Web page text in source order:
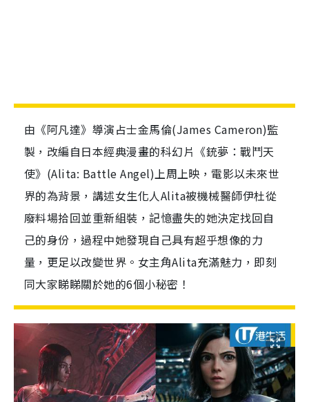
由《阿凡達》導演占士金馬倫(James Cameron)監
製，改編自日本經典漫畫的科幻片《銃夢：戰鬥天
使》(Alita: Battle Angel)上周上映，電影以未來世
界的為背景，講述女生化人Alita被機械醫師伊杜從
廢料場拾回並重新組裝，記憶盡失的她決定找回自
己的身份，過程中她發現自己具有超乎想像的力
量，更足以改變世界。女主角Alita充滿魅力，即刻
同大家睇睇關於她的6個小秘密！